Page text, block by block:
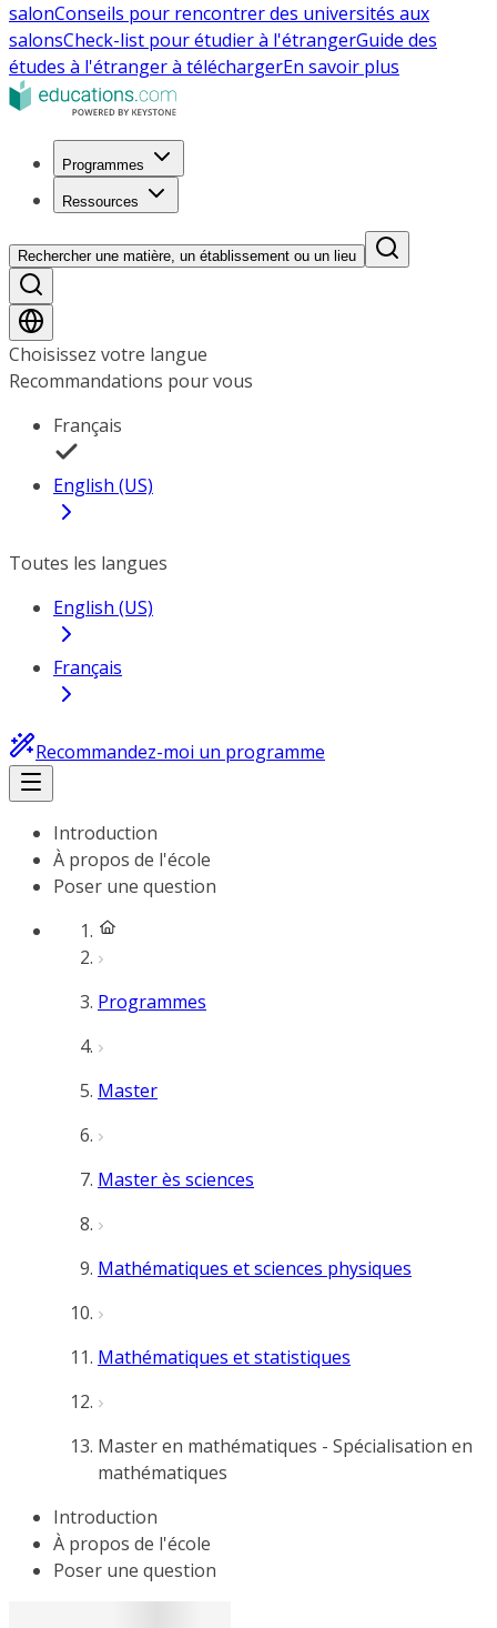
salonConseils pour rencontrer des universités aux
salonsCheck-list pour étudier à l'étrangerGuide des
études à l'étranger à téléchargerEn savoir plus
Programmes
Ressources
Rechercher une matière, un établissement ou un lieu
Choisissez votre langue
Recommandations pour vous
Français
English (US)
Toutes les langues
English (US)
Français
Recommandez-moi un programme
Introduction
À propos de l'école
Poser une question
Programmes
Master
Master ès sciences
Mathématiques et sciences physiques
Mathématiques et statistiques
Master en mathématiques - Spécialisation en
mathématiques
Introduction
À propos de l'école
Poser une question